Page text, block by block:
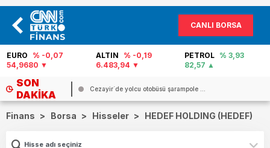
CANLI BORSA
EURO
% -0,07
54,9680
ALTIN
% -0,19
6.483,94
PETROL % 3,93
82,57
SON
DAKIKA
Cezayir`de yolcu otobüsü şarampole ...
Finans > Borsa > Hisseler > HEDEF HOLDING (HEDEF)